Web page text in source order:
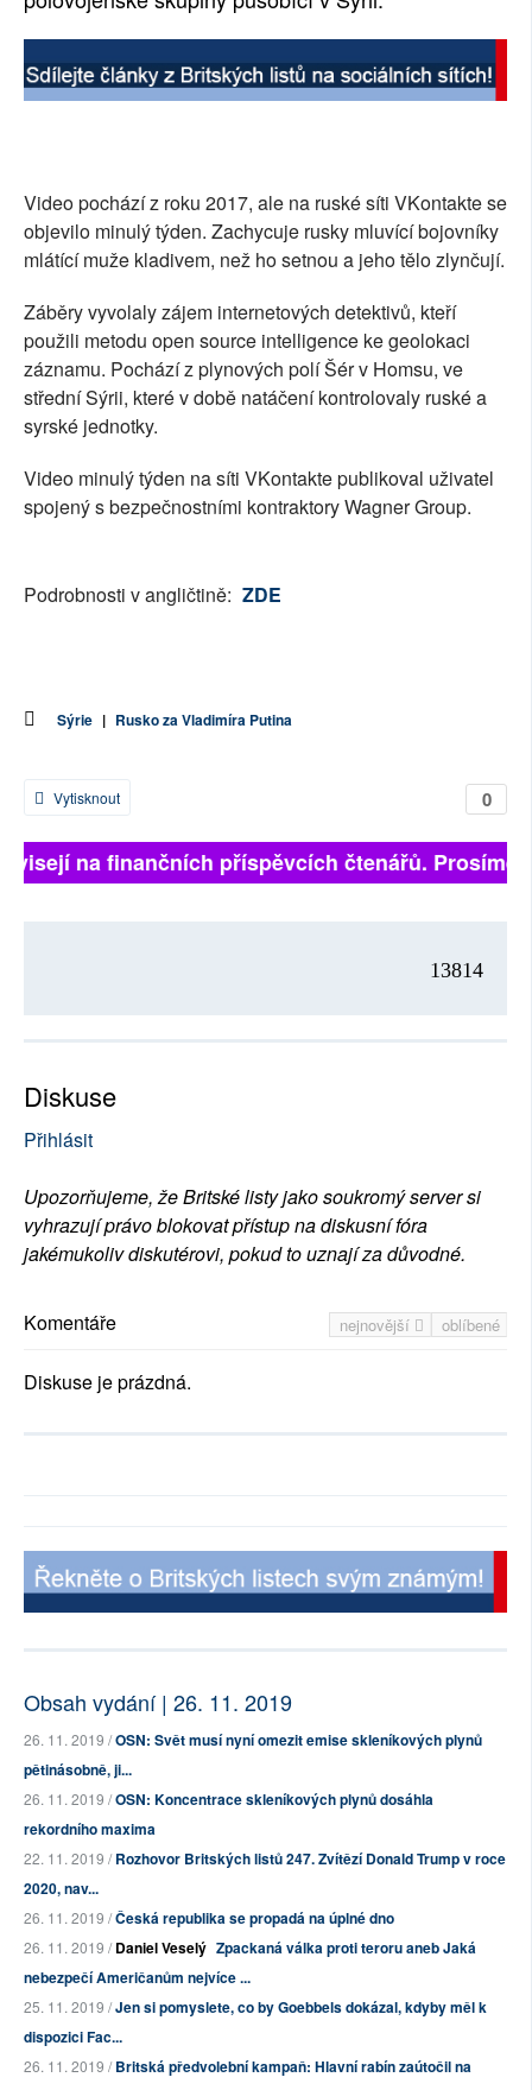
Video pochází z roku 2017, ale na ruské síti VKontakte se
objevilo minulý týden. Zachycuje rusky mluvící bojovníky
mlátící muže kladivem, než ho setnou a jeho tělo zlynčují.
Záběry vyvolaly zájem internetových detektivů, kteří
použili metodu open source intelligence ke geolokaci
záznamu. Pochází z plynových polí Šér v Homsu, ve
střední Sýrii, které v době natáčení kontrolovaly ruské a
syrské jednotky.
Video minulý týden na síti VKontakte publikoval uživatel
spojený s bezpečnostními kontraktory Wagner Group.
Podrobnosti v angličtině: ZDE
Sýrie | Rusko za Vladimíra Putina
0
Vytisknout
na finančních příspěvcích čtenářů. Prosíme,
13814
Diskuse
Přihlásit
Upozorňujeme, že Britské listy jako soukromý server si
vyhrazují právo blokovat přístup na diskusní fóra
jakémukoliv diskutérovi, pokud to uznají za důvodné.
nejnovější oblíbené
Komentáře
Diskuse je prázdná.
Obsah vydání | 26. 11. 2019
26. 11. 2019 /OSN: Svět musí nyní omezit emise skleníkových plynů
pětinásobně, ji...
26. 11. 2019 /OSN: Koncentrace skleníkových plynů dosáhla
rekordního maxima
22. 11. 2019 /Rozhovor Britských listů 247. Zvítězí Donald Trump v roce
2020, nav...
26. 11. 2019 /Česká republika se propadá na úplné dno
26. 11. 2019 /Daniel Veselý Zpackaná válka proti teroru aneb Jaká
nebezpečí Američanům nejvíce ...
25. 11. 2019 /Jen si pomyslete, co by Goebbels dokázal, kdyby měl k
dispozici Fac...
26. 11. 2019 /Britská předvolební kampaň: Hlavní rabín zaútočil na